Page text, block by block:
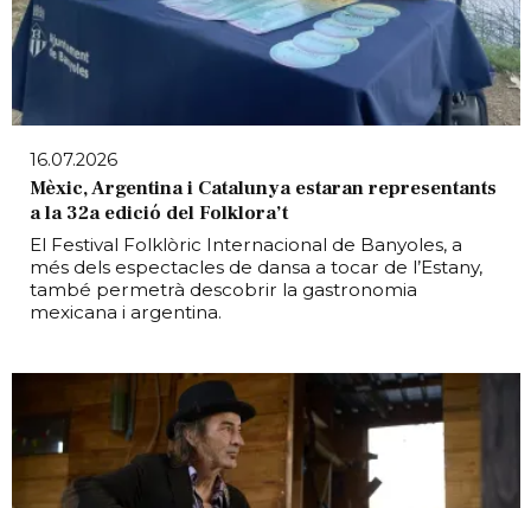
16.07.2026
Mèxic, Argentina i Catalunya estaran representants
a la 32a edició del Folklora’t
El Festival Folklòric Internacional de Banyoles, a
més dels espectacles de dansa a tocar de l’Estany,
també permetrà descobrir la gastronomia
mexicana i argentina.